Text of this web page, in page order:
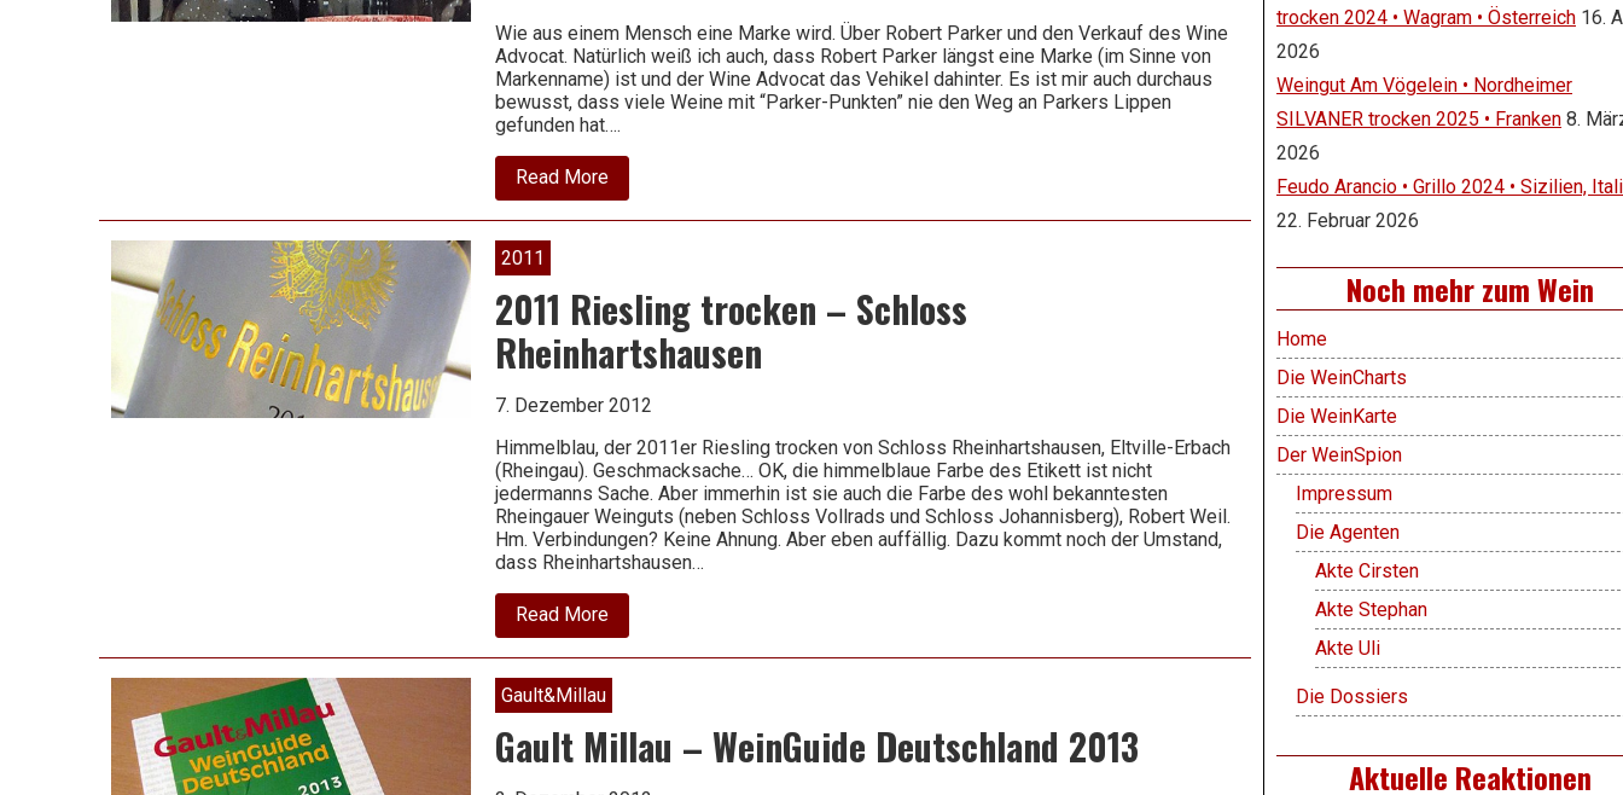
schlechten
Wie aus einem Mensch eine Marke wird. Über Robert Parker und den Verkauf des Wine
Advocat. Natürlich weiß ich auch, dass Robert Parker längst eine Marke (im Sinne von
Markenname) ist und der Wine Advocat das Vehikel dahinter. Es ist mir auch durchaus
bewusst, dass viele Weine mit “Parker-Punkten” nie den Weg an Parkers Lippen
gefunden hat….
Read Moreabout
Wine
Advocat:
Trademark.
Or
down?
2011
2011 Riesling trocken – Schloss
Rheinhartshausen
7. Dezember 2012
Himmelblau, der 2011er Riesling trocken von Schloss Rheinhartshausen, Eltville-Erbach
(Rheingau). Geschmacksache… OK, die himmelblaue Farbe des Etikett ist nicht
jedermanns Sache. Aber immerhin ist sie auch die Farbe des wohl bekanntesten
Rheingauer Weinguts (neben Schloss Vollrads und Schloss Johannisberg), Robert Weil.
Hm. Verbindungen? Keine Ahnung. Aber eben auffällig. Dazu kommt noch der Umstand,
dass Rheinhartshausen…
Read Moreabout
2011
Riesling
Schloss
Rheinhartshausen
Gault&Millau
Gault Millau – WeinGuide Deutschland 2013
trocken 2024 • Wagram • Österreich 16.
2026
Weingut Am Vögelein • Nordheimer
SILVANER trocken 2025 • Franken 8.
2026
Feudo Arancio • Grillo 2024 • Sizilien,
22. Februar 2026
Noch mehr zum Wein
Home
Die WeinCharts
Die WeinKarte
Der WeinSpion
Impressum
Die Agenten
Akte Cirsten
Akte Stephan
Akte Uli
Die Dossiers
Aktuelle Reaktionen